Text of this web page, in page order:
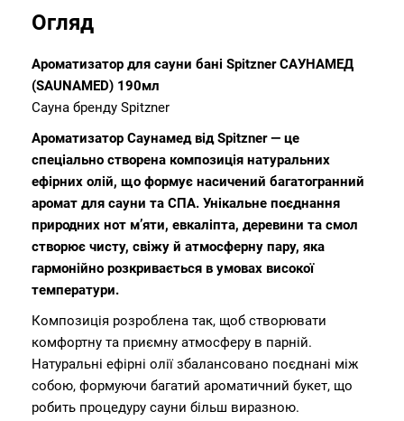
Огляд
Ароматизатор для сауни бані Spitzner САУНАМЕД
(SAUNAMED) 190мл
Сауна бренду Spitzner
Ароматизатор Саунамед від Spitzner — це
спеціально створена композиція натуральних
ефірних олій, що формує насичений багатогранний
аромат для сауни та СПА. Унікальне поєднання
природних нот м’яти, евкаліпта, деревини та смол
створює чисту, свіжу й атмосферну пару, яка
гармонійно розкривається в умовах високої
температури.
Композиція розроблена так, щоб створювати
комфортну та приємну атмосферу в парній.
Натуральні ефірні олії збалансовано поєднані між
собою, формуючи багатий ароматичний букет, що
робить процедуру сауни більш виразною.